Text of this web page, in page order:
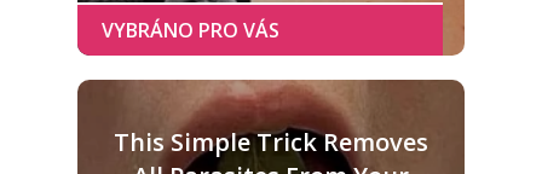
This Simple Trick Removes